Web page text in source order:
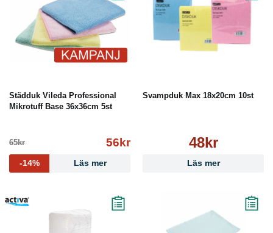
Städduk Vileda Professional
Mikrotuff Base 36x36cm 5st
65kr 56kr
-14% Läs mer
Svampduk Max 18x20cm 10st
48kr
Läs mer